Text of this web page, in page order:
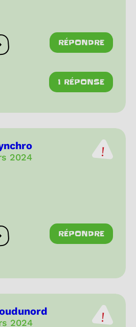
les réactions
RÉPONDRE
1 RÉPONSE
2024
les réactions
RÉPONDRE
2024